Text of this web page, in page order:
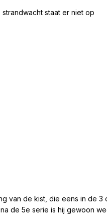
staat er niet op
van de kist, die eens in de
de 5e serie is hij gewoon